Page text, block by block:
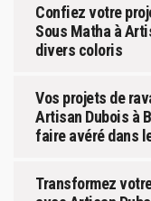
Confiez votre
Sous Matha à
divers coloris
Vos projets de
Artisan Dubois à
faire avéré dans
Transformez